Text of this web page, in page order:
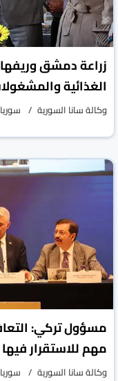
زراعة دمشق وريفها
الغذائية
وكالة سانا السورية سوريا
مسؤول تركي:
مهم للاستقرار فيها
وكالة سانا السورية سوريا